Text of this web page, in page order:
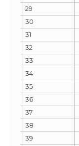
29
30
31
32
33
34
35
36
37
38
39